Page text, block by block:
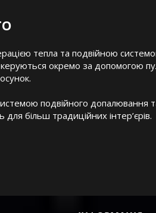
тепла та подвійною
керуються окремо за допомогою
подвійного допалювання
більш традиційних інтер’єрів.